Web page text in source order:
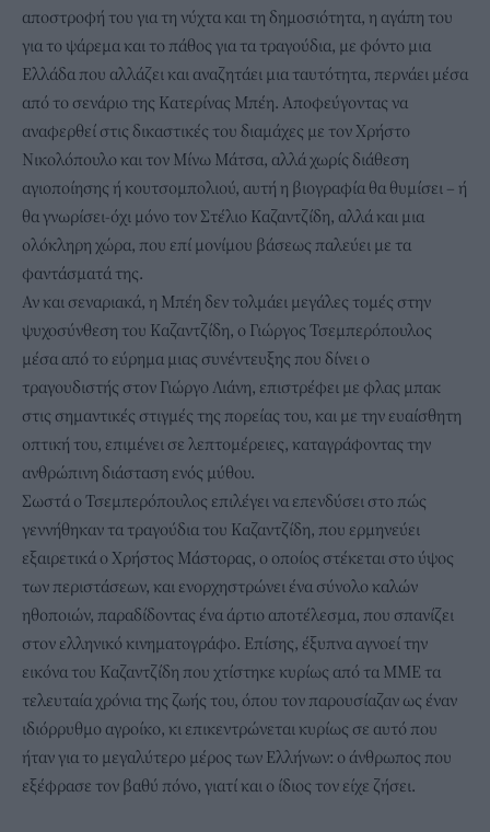
αποστροφή του για τη νύχτα και τη δημοσιότητα, η αγάπη του
για το ψάρεμα και το πάθος για τα τραγούδια, με φόντο μια
Ελλάδα που αλλάζει και αναζητάει μια ταυτότητα, περνάει μέσα
από το σενάριο της Κατερίνας Μπέη. Αποφεύγοντας να
αναφερθεί στις δικαστικές του διαμάχες με τον Χρήστο
Νικολόπουλο και τον Μίνω Μάτσα, αλλά χωρίς διάθεση
αγιοποίησης ή κουτσομπολιού, αυτή η βιογραφία θα θυμίσει – ή
θα γνωρίσει-όχι μόνο τον Στέλιο Καζαντζίδη, αλλά και μια
ολόκληρη χώρα, που επί μονίμου βάσεως παλεύει με τα
φαντάσματά της.
Αν και σεναριακά, η Μπέη δεν τολμάει μεγάλες τομές στην
ψυχοσύνθεση του Καζαντζίδη, ο Γιώργος Τσεμπερόπουλος
μέσα από το εύρημα μιας συνέντευξης που δίνει ο
τραγουδιστής στον Γιώργο Λιάνη, επιστρέφει με φλας μπακ
στις σημαντικές στιγμές της πορείας του, και με την ευαίσθητη
οπτική του, επιμένει σε λεπτομέρειες, καταγράφοντας την
ανθρώπινη διάσταση ενός μύθου.
Σωστά ο Τσεμπερόπουλος επιλέγει να επενδύσει στο πώς
γεννήθηκαν τα τραγούδια του Καζαντζίδη, που ερμηνεύει
εξαιρετικά ο Χρήστος Μάστορας, ο οποίος στέκεται στο ύψος
των περιστάσεων, και ενορχηστρώνει ένα σύνολο καλών
ηθοποιών, παραδίδοντας ένα άρτιο αποτέλεσμα, που σπανίζει
στον ελληνικό κινηματογράφο. Επίσης, έξυπνα αγνοεί την
εικόνα του Καζαντζίδη που χτίστηκε κυρίως από τα ΜΜΕ τα
τελευταία χρόνια της ζωής του, όπου τον παρουσίαζαν ως έναν
ιδιόρρυθμο αγροίκο, κι επικεντρώνεται κυρίως σε αυτό που
ήταν για το μεγαλύτερο μέρος των Ελλήνων: ο άνθρωπος που
εξέφρασε τον βαθύ πόνο, γιατί και ο ίδιος τον είχε ζήσει.